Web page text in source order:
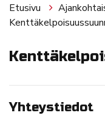
Etusivu
Yhteystiedot